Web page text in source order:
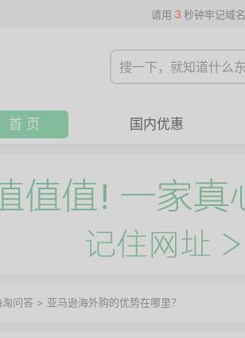
请用 3 秒钟牢记域名
首 页 国内优惠
淘问答 > 亚马逊海外购的优势在哪里？